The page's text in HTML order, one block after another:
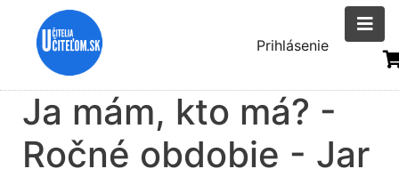
Menu
účtu
Prihlásenie
Ja mám, kto má? -
Ročné obdobie - Jar